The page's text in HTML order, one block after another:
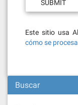
Este sitio usa
cómo se
Buscar